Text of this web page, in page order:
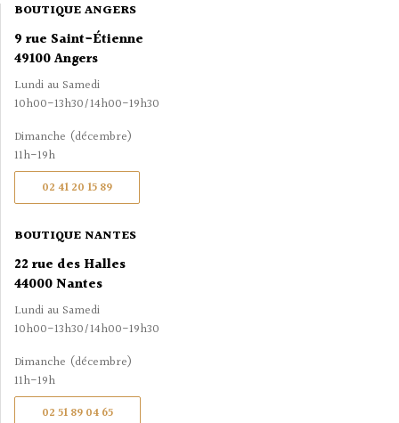
BOUTIQUE ANGERS
9 rue Saint-Étienne
49100 Angers
Lundi au Samedi
10h00-13h30/14h00-19h30
Dimanche (décembre)
11h-19h
02 41 20 15 89
BOUTIQUE NANTES
22 rue des Halles
44000 Nantes
Lundi au Samedi
10h00-13h30/14h00-19h30
Dimanche (décembre)
11h-19h
02 51 89 04 65